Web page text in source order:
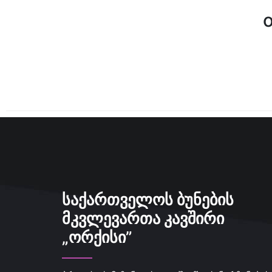
ᲡᲐᲥᲐᲠᲗᲕᲔᲚᲝᲡ ᲑᲣᲜᲔᲑᲘᲡ
ᲛᲙᲕᲚᲔᲕᲐᲠᲗᲐ ᲙᲐᲕᲨᲘᲠᲘ
„ᲝᲠᲥᲘᲡᲘ”